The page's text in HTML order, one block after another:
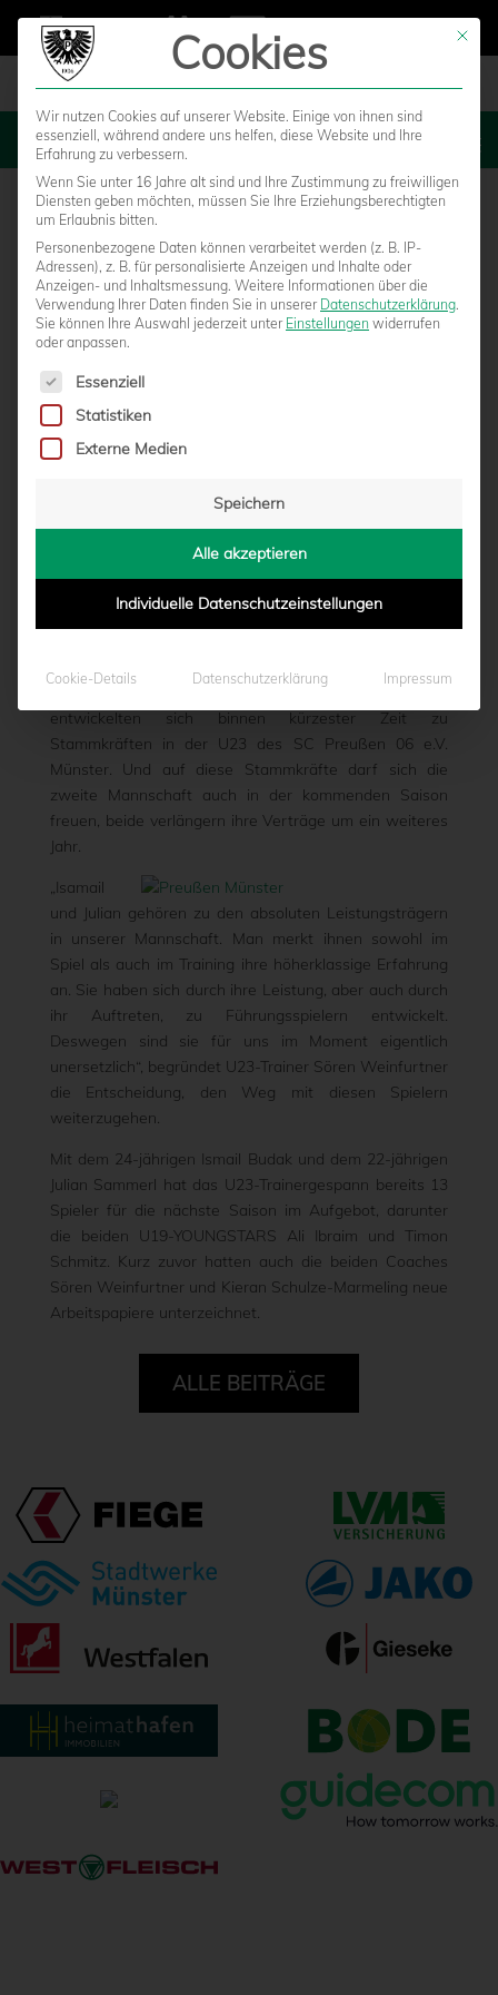
MENU
U23 BINDET „ABSOLUTE
SAMMERL
vonMarcel Weskamp|28.02.2017 - 15:55
Julian Sammerl an die Hammer Straße und
entwickelten sich binnen kürzester Zeit zu
Stammkräften in der U23 des SC Preußen 06 e.V.
Münster. Und auf diese Stammkräfte darf sich die
zweite Mannschaft auch in der kommenden Saison
freuen, beide verlängern ihre Verträge um ein weiteres
Jahr.
„Isamail
und Julian gehören zu den absoluten Leistungsträgern
in unserer Mannschaft. Man merkt ihnen sowohl im
Spiel als auch im Training ihre höherklassige Erfahrung
an. Sie haben sich durch ihre Leistung, aber auch durch
ihr Auftreten, zu Führungsspielern entwickelt.
Deswegen sind sie für uns im Moment eigentlich
unersetzlich“, begründet U23-Trainer Sören Weinfurtner
die Entscheidung, den Weg mit diesen Spielern
weiterzugehen.
Mit dem 24-jährigen Ismail Budak und dem 22-jährigen
Julian Sammerl hat das U23-Trainergespann bereits 13
Spieler für die nächste Saison im Aufgebot, darunter
die beiden U19-YOUNGSTARS Ali Ibraim und Timon
Schmitz. Kurz zuvor hatten auch die beiden Coaches
Sören Weinfurtner und Kieran Schulze-Marmeling neue
Arbeitspapiere unterzeichnet.
ALLE BEITRÄGE
Mit
Cookies
Wir nutzen Cookies auf unserer Website. Einige von ihnen sind
essenziell, während andere uns helfen, diese Website und Ihre
Erfahrung zu verbessern.
Wenn Sie unter 16 Jahre alt sind und Ihre Zustimmung zu freiwilligen
Diensten geben möchten, müssen Sie Ihre Erziehungsberechtigten
um Erlaubnis bitten.
Personenbezogene Daten können verarbeitet werden (z. B. IP-
Adressen), z. B. für personalisierte Anzeigen und Inhalte oder
Anzeigen- und Inhaltsmessung. Weitere Informationen über die
Verwendung Ihrer Daten finden Sie in unserer Datenschutzerklärung.
Sie können Ihre Auswahl jederzeit unter Einstellungen widerrufen
oder anpassen.
Es folgt eine Liste der Service-Gruppen, für die eine
Essenziell
Statistiken
Externe Medien
Speichern
Alle akzeptieren
Individuelle Datenschutzeinstellungen
Cookie-Details Datenschutzerklärung Impressum